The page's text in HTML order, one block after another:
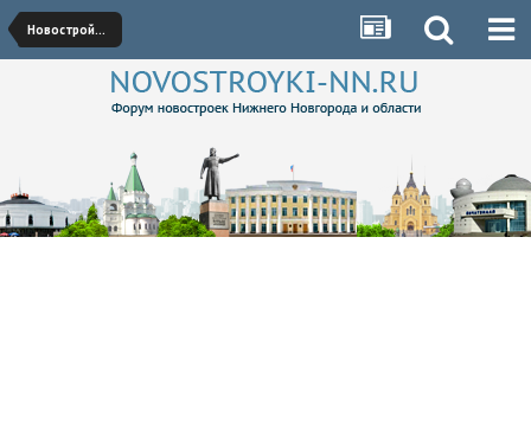
Новостройки Сормовского района